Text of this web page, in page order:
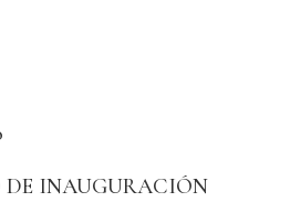
DE INAUGURACIÓN